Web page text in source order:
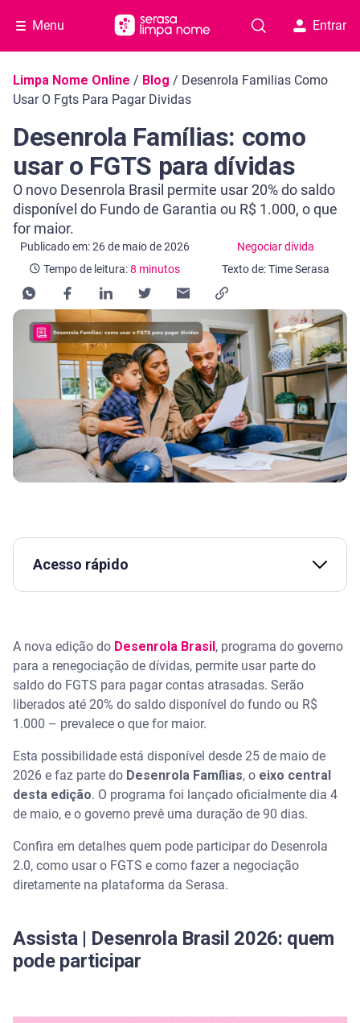
Menu Entrar
Navegação do blog
Limpa Nome Online / Blog / Desenrola Familias Como
Usar O Fgts Para Pagar Dividas
Desenrola Famílias: como
usar o FGTS para dívidas
O novo Desenrola Brasil permite usar 20% do saldo
disponível do Fundo de Garantia ou R$ 1.000, o que
for maior.
Publicado em: 26 de maio de 2026 Negociar dívida
Categoria Negociar dívida
Tempo de leitura:8 minutos
Tempo de leitura: 8 minutos
Texto de: Time Serasa
Acesso rápido
Novo Desenrola: é possível usar o FGTS para pagar
dívidas?
Regras para usar o FGTS no Desenrola Famílias
Qual o limite do uso do FGTS no Desenrola Brasil?
Desenrola: limite de R$ 15.000 na negociação
o FGTS nessa modalidade?
Como renegociar dívida com FGTS pelo Desenrola
Pelo app do banco
Posso sacar FGTS para pagar dívida do Desenrola?
A nova edição do Desenrola Brasil , programa do governo
para a renegociação de dívidas, permite usar parte do
saldo do FGTS para pagar contas atrasadas. Serão
liberados até 20% do saldo disponível do fundo ou R$
1.000 – prevalece o que for maior.
Esta possibilidade está disponível desde 25 de maio de
2026 e faz parte do Desenrola Famílias, o eixo central
desta edição. O programa foi lançado oficialmente dia 4
de maio, e o governo prevê uma duração de 90 dias.
Confira em detalhes quem pode participar do Desenrola
2.0, como usar o FGTS e como fazer a negociação
diretamente na plataforma da Serasa.
Assista | Desenrola Brasil 2026: quem
pode participar